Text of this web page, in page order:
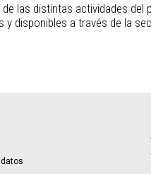
las distintas actividades del
y disponibles a través de la
datos